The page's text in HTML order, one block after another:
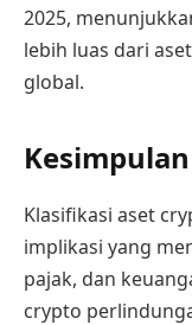
2025,
lebih luas dari
global.
Klasifikasi aset
implikasi yang
pajak, dan
crypto